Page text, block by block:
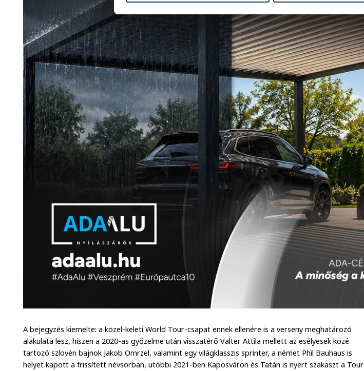
A bejegyzés kiemelte: a közel-keleti World Tour-csapat ennek ellenére is a verseny meghatározó
alakulata lesz, hiszen a 2020-as győzelme után visszatérő Valter Attila mellett az esélyesek közé
tartozó szlovén bajnok Jakob Omrzel, valamint egy világklasszis sprinter, a német Phil Bauhaus is
helyet kapott a frissített névsorban, utóbbi 2021-ben Kaposváron és Tatán is nyert szakaszt a Tour